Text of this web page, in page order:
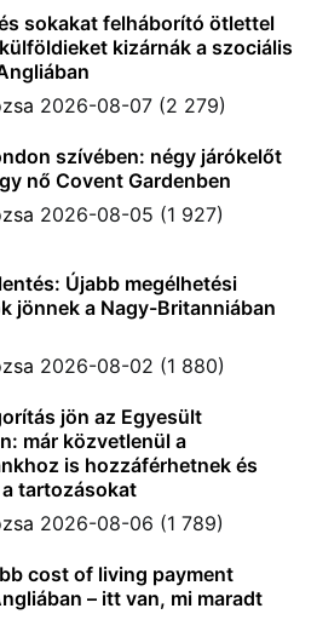
sokakat felháborító ötlettel
kizárnák a szociális
2026-08-07 (2 279)
szívében: négy járókelőt
nő Covent Gardenben
2026-08-05 (1 927)
Újabb megélhetési
jönnek a Nagy-Britanniában
2026-08-02 (1 880)
jön az Egyesült
már közvetlenül a
is hozzáférhetnek és
tartozásokat
2026-08-06 (1 789)
cost of living payment
– itt van, mi maradt